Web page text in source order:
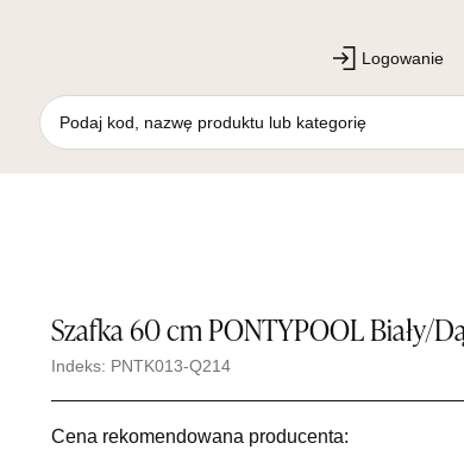
Logowanie
Szafka 60 cm PONTYPOOL Biały/
Indeks: PNTK013-Q214
Cena rekomendowana producenta: